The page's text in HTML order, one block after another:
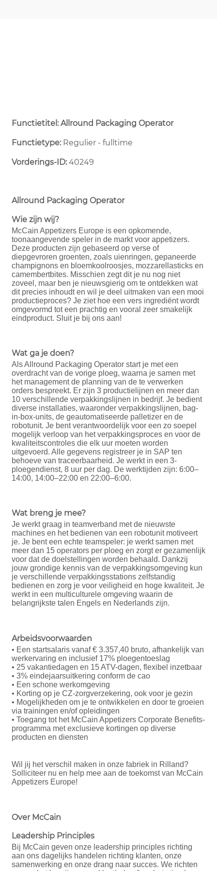
Functietitel: Allround Packaging Operator
Functietype:Regulier - fulltime ​
Vorderings-ID:40249
Allround Packaging Operator
Wie zijn wij?
McCain Appetizers Europe is een opkomende,
toonaangevende speler in de markt voor appetizers.
Deze producten zijn gebaseerd op verse of
diepgevroren groenten, zoals uienringen, gepaneerde
champignons en bloemkoolroosjes, mozzarellasticks en
camembertbites. Misschien zegt dit je nu nog niet
zoveel, maar ben je nieuwsgierig om te ontdekken wat
dit precies inhoudt en wil je deel uitmaken van een mooi
productieproces? Je ziet hoe een vers ingrediënt wordt
omgevormd tot een prachtig en vooral zeer smakelijk
eindproduct. Sluit je bij ons aan!
Wat ga je doen?
Als Allround Packaging Operator start je met een
overdracht van de vorige ploeg, waarna je samen met
het management de planning van de te verwerken
orders bespreekt. Er zijn 3 productielijnen en meer dan
10 verschillende verpakkingslijnen in bedrijf. Je bedient
diverse installaties, waaronder verpakkingslijnen, bag-
in-box-units, de geautomatiseerde palletizer en de
robotunit. Je bent verantwoordelijk voor een zo soepel
mogelijk verloop van het verpakkingsproces en voor de
kwaliteitscontroles die elk uur moeten worden
uitgevoerd. Alle gegevens registreer je in SAP ten
behoeve van traceerbaarheid. Je werkt in een 3-
ploegendienst, 8 uur per dag. De werktijden zijn: 6:00–
14:00, 14:00–22:00 en 22:00–6:00.
Wat breng je mee?
Je werkt graag in teamverband met de nieuwste
machines en het bedienen van een robotunit motiveert
je. Je bent een echte teamspeler: je werkt samen met
meer dan 15 operators per ploeg en zorgt er gezamenlijk
voor dat de doelstellingen worden behaald. Dankzij
jouw grondige kennis van de verpakkingsomgeving kun
je verschillende verpakkingsstations zelfstandig
bedienen en zorg je voor veiligheid en hoge kwaliteit. Je
werkt in een multiculturele omgeving waarin de
belangrijkste talen Engels en Nederlands zijn.
Arbeidsvoorwaarden
• Een startsalaris vanaf € 3.357,40 bruto, afhankelijk van
werkervaring en inclusief 17% ploegentoeslag
• 25 vakantiedagen en 15 ATV-dagen, flexibel inzetbaar
• 3% eindejaarsuitkering conform de cao
• Een schone werkomgeving
• Korting op je CZ-zorgverzekering, ook voor je gezin
• Mogelijkheden om je te ontwikkelen en door te groeien
via trainingen en/of opleidingen
• Toegang tot het McCain Appetizers Corporate Benefits-
programma met exclusieve kortingen op diverse
producten en diensten
Wil jij het verschil maken in onze fabriek in Rilland?
Solliciteer nu en help mee aan de toekomst van McCain
Appetizers Europe!
Over McCain
Leadership Principles
Bij McCain geven onze leadership principles richting
aan ons dagelijks handelen richting klanten, onze
samenwerking en onze drang naar succes. We richten